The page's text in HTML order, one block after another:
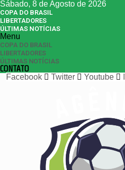
Sábado, 8 de Agosto de 2026
COPA DO BRASIL
LIBERTADORES
ÚLTIMAS NOTÍCIAS
Menu
COPA DO BRASIL
LIBERTADORES
ÚLTIMAS NOTÍCIAS
CONTATO
Facebook
Twitter Youtube